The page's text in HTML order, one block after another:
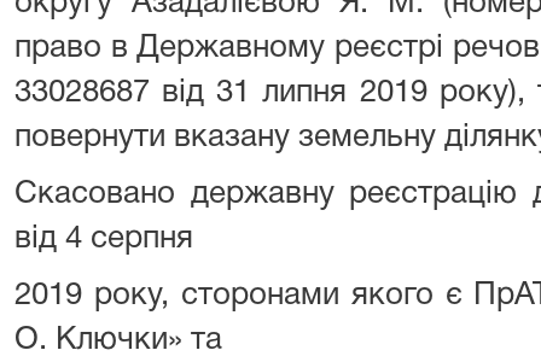
право в Державному реєстрі
33028687 від 31 липня 2019 року),
повернути вказану земельну
Скасовано державну реєстрацію
від 4 серпня
2019 року, сторонами якого є
О. Ключки» та